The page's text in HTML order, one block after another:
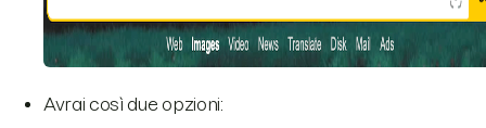
Avrai così due opzioni: